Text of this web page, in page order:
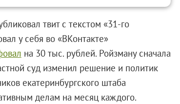
твит с текстом «31-го
у себя во «ВКонтакте»
на 30 тыс. рублей. Ройзману сначала
суд изменил решение и политик
екатеринбургского штаба
делам на месяц каждого.